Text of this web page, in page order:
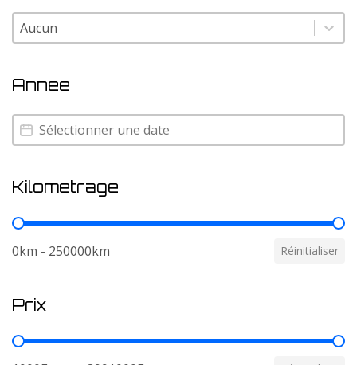
Couleur
Couleur
Annee
Annee
Annee
Kilometrage
Kilometrage
0km - 250000km Réinitialiser
Prix
Prix